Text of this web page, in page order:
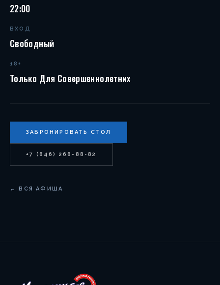
22:00
ВХОД
Свободный
18+
Только Для Совершеннолетних
ЗАБРОНИРОВАТЬ СТОЛ
+7 (846) 268-88-82
← ВСЯ АФИША